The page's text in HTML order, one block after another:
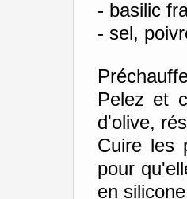
- basilic
- sel,
Pelez et
d'olive,
Cuire les
pour
en